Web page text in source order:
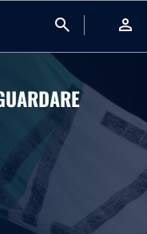
search person